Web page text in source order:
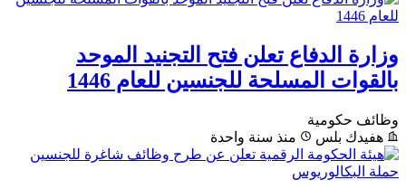
وزارة الدفاع تعلن فتح التجنيد الموحد
بالقوات المسلحة للجنسين للعام 1446
وظائف حكومية
هفيدك بلس
منذ سنة واحدة